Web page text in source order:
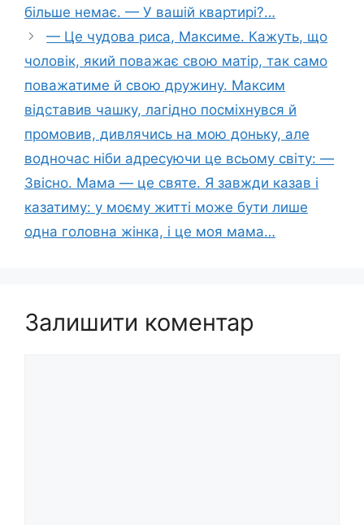
більше немає. — У вашій квартирі?…
— Це чудова риса, Максиме. Кажуть, що
чоловік, який поважає свою матір, так само
поважатиме й свою дружину. Максим
відставив чашку, лагідно посміхнувся й
промовив, дивлячись на мою доньку, але
водночас ніби адресуючи це всьому світу: —
Звісно. Мама — це святе. Я завжди казав і
казатиму: у моєму житті може бути лише
одна головна жінка, і це моя мама…
Залишити коментар